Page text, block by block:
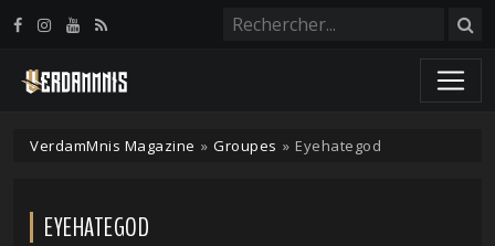
VerdamMnis Magazine » Groupes » Eyehategod
EYEHATEGOD
Panneau de gestion des cookies